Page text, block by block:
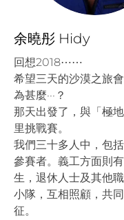
余曉彤 Hidy
回想2018⋯⋯
希望三天的沙漠之旅會
為甚麼···？
那天出發了，與「極
里挑戰賽。
我們三十多人中，包
參賽者。義工方面則
生，退休人士及其他
小隊，互相照顧，共
征。